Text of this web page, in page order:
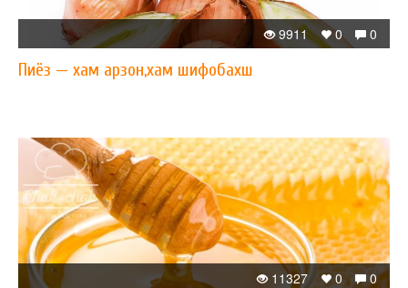
0
0
9911
Пиёз — xам арзон,xам шифобахш
0
0
11327